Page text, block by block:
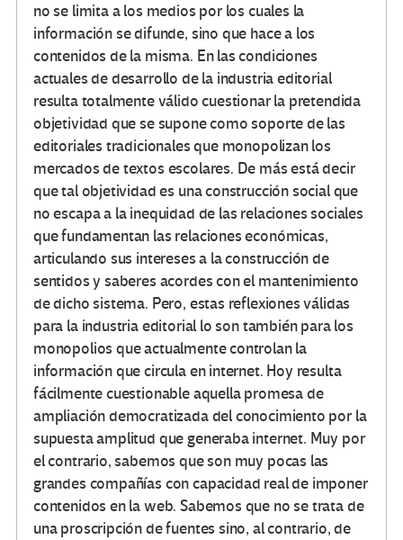
no se limita a los medios por los cuales la
información se difunde, sino que hace a los
contenidos de la misma. En las condiciones
actuales de desarrollo de la industria editorial
resulta totalmente válido cuestionar la pretendida
objetividad que se supone como soporte de las
editoriales tradicionales que monopolizan los
mercados de textos escolares. De más está decir
que tal objetividad es una construcción social que
no escapa a la inequidad de las relaciones sociales
que fundamentan las relaciones económicas,
articulando sus intereses a la construcción de
sentidos y saberes acordes con el mantenimiento
de dicho sistema. Pero, estas reflexiones válidas
para la industria editorial lo son también para los
monopolios que actualmente controlan la
información que circula en internet. Hoy resulta
fácilmente cuestionable aquella promesa de
ampliación democratizada del conocimiento por la
supuesta amplitud que generaba internet. Muy por
el contrario, sabemos que son muy pocas las
grandes compañías con capacidad real de imponer
contenidos en la web. Sabemos que no se trata de
una proscripción de fuentes sino, al contrario, de